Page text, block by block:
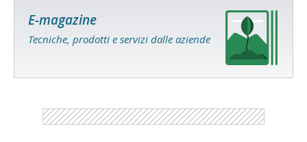
E-magazine
Tecniche, prodotti e servizi dalle aziende